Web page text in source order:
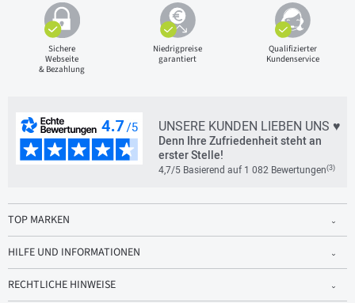
Sichere
Webseite
& Bezahlung
Niedrigpreise
garantiert
Qualifizierter
Kundenservice
UNSERE KUNDEN LIEBEN UNS ♥
Denn Ihre Zufriedenheit steht an
erster Stelle!
4,7/5 Basierend auf 1 082 Bewertungen(3)
TOP MARKEN
HILFE UND INFORMATIONEN
RECHTLICHE HINWEISE